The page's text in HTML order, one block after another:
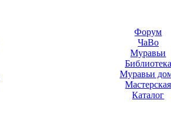
Форум
ЧаВо
Муравьи
Библиотека
Муравьи
Мастерская
Каталог